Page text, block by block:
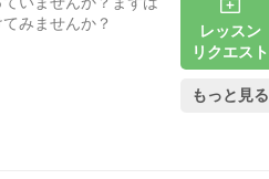
みませんか？
レッスン
リクエスト
もっと見る